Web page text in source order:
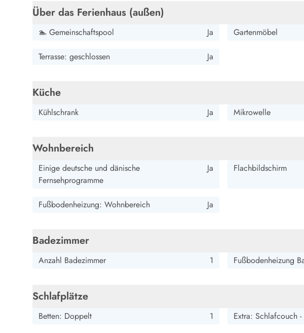
Angeln in Dänemark
Bowling in Dänemark
Minigolf spielen in Dänemark
Golfen in Dänemark
Reiten in Dänemark
Wandern in Dänemark
Kultur in Dänemark
Historische Museen
Sehenswürdigkeiten
Kunsthandwerk und Galerien
Weihnachten in Dänemark
Wikinger in Dänemark
Über das Ferienhaus (außen)
🏊 Gemeinschaftspool Ja Gartenmöbel
Terrasse: geschlossen Ja
Küche
Kühlschrank Ja Mikrowelle
Wohnbereich
Einige deutsche und dänische
Fernsehprogramme
Ja Flachbildschirm
Fußbodenheizung: Wohnbereich Ja
Badezimmer
Anzahl Badezimmer 1 Fußbodenheizung
Schlafplätze
Betten: Doppelt 1 Extra: Schlafcouch